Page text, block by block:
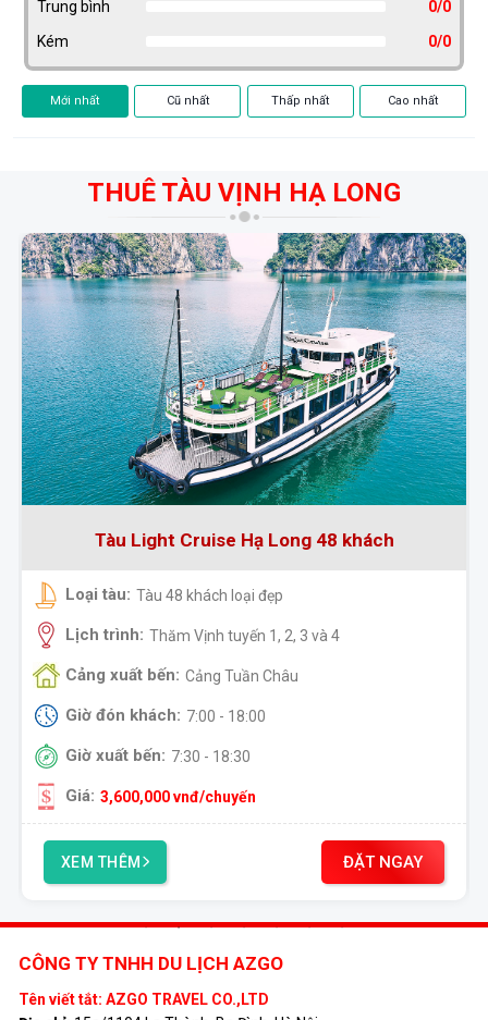
Trung bình
0/0
Kém
0/0
Mới nhất Cũ nhất Thấp nhất Cao nhất
THUÊ TÀU VỊNH HẠ LONG
Cruise Hạ Long 48 khách
khách loại đẹp
Vịnh tuyến 1, 2, 3 và 4
Cảng Tuần Châu
7:00 - 18:00
7:30 - 18:30
vnđ/chuyến
Du thuyền
XEM THÊM
CÔNG TY TNHH DU LỊCH AZGO
Tên viết tắt: AZGO TRAVEL CO.,LTD